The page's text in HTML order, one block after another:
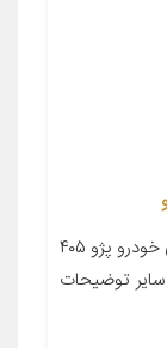
معرفی محصول جزئیات محصول مناسب برای خودرو پژو ۴۰۵
و فلز سایر توضیحات